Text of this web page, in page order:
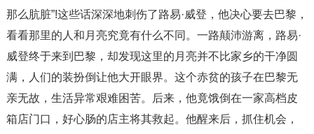
那么肮脏”!这些话深深地刺伤了路易·威登，他决心要去巴黎，
看看那里的人和月亮究竟有什么不同。一路颠沛游离，路易·
威登终于来到巴黎，却发现这里的月亮并不比家乡的干净圆
满，人们的装扮倒让他大开眼界。这个赤贫的孩子在巴黎无
亲无故，生活异常艰难困苦。后来，他竟饿倒在一家高档皮
箱店门口，好心肠的店主将其救起。他醒来后，抓住机会，